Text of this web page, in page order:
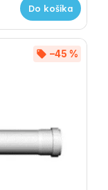
Do košíka
–45 %